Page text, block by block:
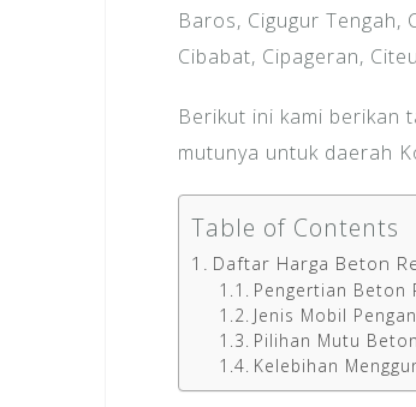
Baros, Cigugur Tengah,
Cibabat, Cipageran,
Berikut ini kami berikan
mutunya untuk daerah
Table of Contents
Daftar Harga Beton
Pengertian Beton
Jenis Mobil
Pilihan Mutu
Kelebihan